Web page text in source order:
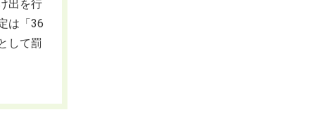
出を行
は「36
して罰